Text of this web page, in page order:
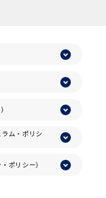
ム・ポリシ
ポリシー）